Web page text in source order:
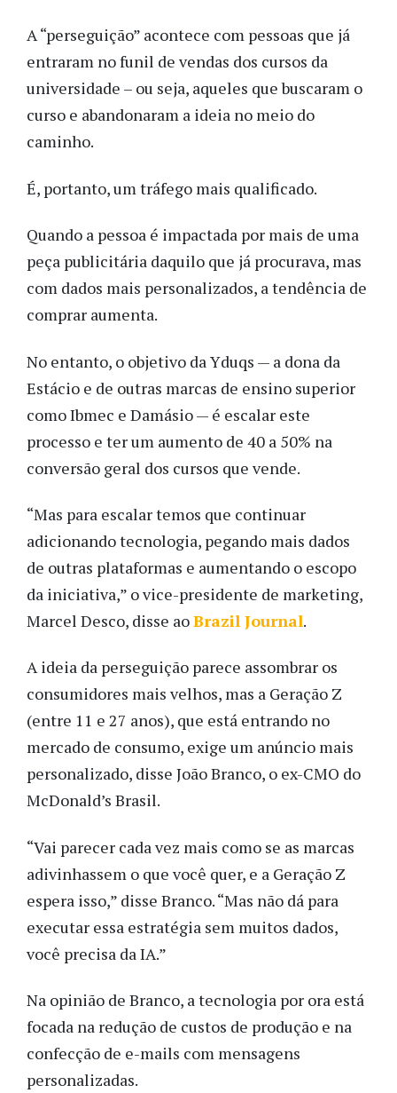
A “perseguição” acontece com pessoas que já
entraram no funil de vendas dos cursos da
universidade – ou seja, aqueles que buscaram o
curso e abandonaram a ideia no meio do
caminho.
É, portanto, um tráfego mais qualificado.
Quando a pessoa é impactada por mais de uma
peça publicitária daquilo que já procurava, mas
com dados mais personalizados, a tendência de
comprar aumenta.
No entanto, o objetivo da Yduqs — a dona da
Estácio e de outras marcas de ensino superior
como Ibmec e Damásio — é escalar este
processo e ter um aumento de 40 a 50% na
conversão geral dos cursos que vende.
“Mas para escalar temos que continuar
adicionando tecnologia, pegando mais dados
de outras plataformas e aumentando o escopo
da iniciativa,” o vice-presidente de marketing,
Marcel Desco, disse aoBrazil Journal.
A ideia da perseguição parece assombrar os
consumidores mais velhos, mas a Geração Z
(entre 11 e 27 anos), que está entrando no
mercado de consumo, exige um anúncio mais
personalizado, disse João Branco, o ex-CMO do
McDonald’s Brasil.
“Vai parecer cada vez mais como se as marcas
adivinhassem o que você quer, e a Geração Z
espera isso,” disse Branco. “Mas não dá para
executar essa estratégia sem muitos dados,
você precisa da IA.”
Na opinião de Branco, a tecnologia por ora está
focada na redução de custos de produção e na
confecção de e-mails com mensagens
personalizadas.